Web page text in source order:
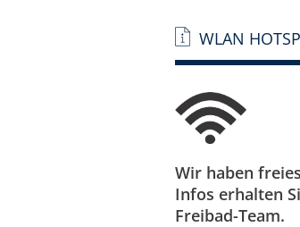
WLAN
Wir haben
Infos erhalten
Freibad-Team.